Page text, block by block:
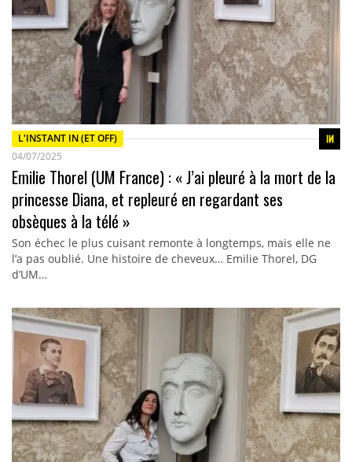
L'INSTANT IN (ET OFF)
04/07/2025
Emilie Thorel (UM France) : « J’ai pleuré à la mort de la
princesse Diana, et repleuré en regardant ses
obsèques à la télé »
Son échec le plus cuisant remonte à longtemps, mais elle ne
l’a pas oublié. Une histoire de cheveux… Emilie Thorel, DG
d’UM…